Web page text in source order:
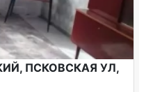
ПСКОВСКАЯ УЛ,